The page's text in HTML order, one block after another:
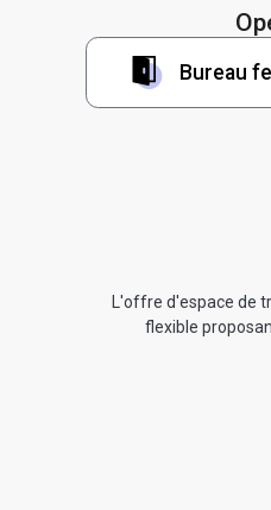
Bureau
L'offre d'espace de
flexible